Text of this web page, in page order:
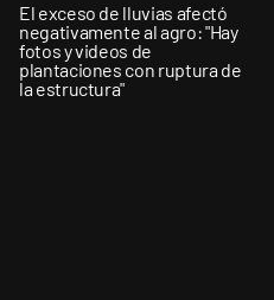
El exceso de lluvias afectó
negativamente al agro: "Hay
fotos y videos de
plantaciones con ruptura de
la estructura"